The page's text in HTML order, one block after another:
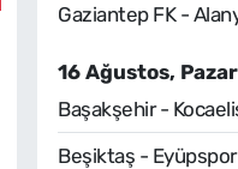
Gaziantep FK -
16 Ağustos, Pazar
Başakşehir -
Beşiktaş - Eyüpspor